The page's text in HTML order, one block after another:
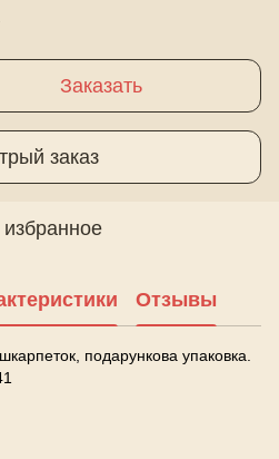
Заказать
заказ
Отзывы
подарункова упаковка.